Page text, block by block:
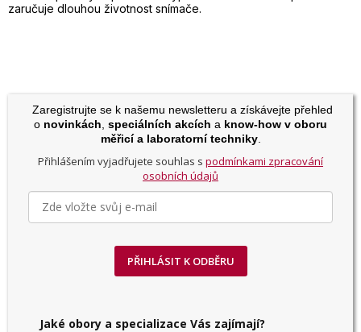
zaručuje dlouhou životnost snímače.
Zaregistrujte se k našemu newsletteru a získávejte přehled
o novinkách speciálních akcích a know-how v oboru
měřicí a laboratorní techniky.
Přihlášením vyjadřujete souhlas s podmínkami zpracování
osobních údajů
PŘIHLÁSIT K ODBĚRU
Jaké obory a specializace Vás zajímají?